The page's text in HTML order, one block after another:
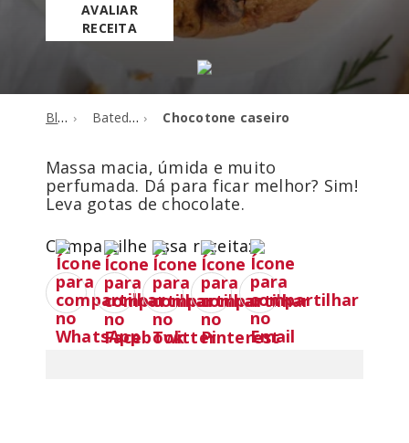
AVALIAR
RECEITA
Blog Batedeiras Chocotone caseiro
Massa macia, úmida e muito
perfumada. Dá para ficar melhor? Sim!
Leva gotas de chocolate.
Compartilhe essa receita: